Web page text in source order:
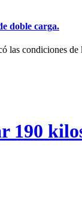
doble carga.
las condiciones de
190